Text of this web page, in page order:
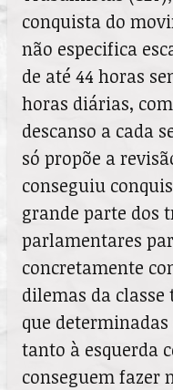
conquista do
não especifica
de até 44 horas
horas diárias,
descanso a cada
só propõe a
conseguiu
grande parte dos
parlamentares
concretamente
dilemas da
que
tanto à esquerda
conseguem fazer